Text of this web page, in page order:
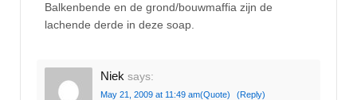
Balkenbende en de grond/bouwmaffia zijn de
lachende derde in deze soap.
Niek says:
May 21, 2009 at 11:49 am(Quote) (Reply)